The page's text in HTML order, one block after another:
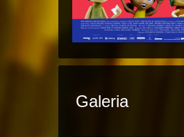
Galeria